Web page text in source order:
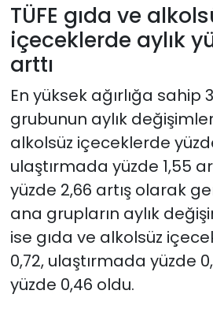
TÜFE gıda ve
içeceklerde aylık
arttı
En yüksek ağırlığa
grubunun aylık
alkolsüz içeceklerde
ulaştırmada yüzde 1,55
yüzde 2,66 artış olarak
ana grupların aylık
ise gıda ve alkolsüz
0,72, ulaştırmada yüzde
yüzde 0,46 oldu.